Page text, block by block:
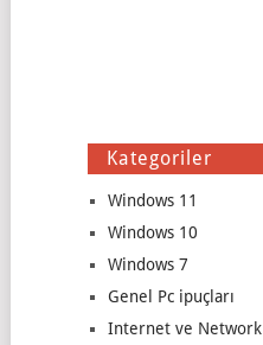
Kategoriler
Windows 11
Windows 10
Windows 7
Genel Pc ipuçları
Internet ve Network